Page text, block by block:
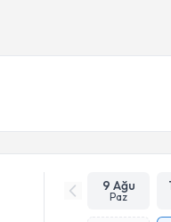
9 Ağu
Paz